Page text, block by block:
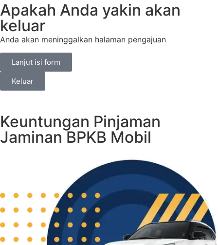
Apakah Anda yakin akan
keluar
Anda akan meninggalkan halaman pengajuan
Lanjut isi form
Keluar
Keuntungan Pinjaman
Jaminan BPKB Mobil